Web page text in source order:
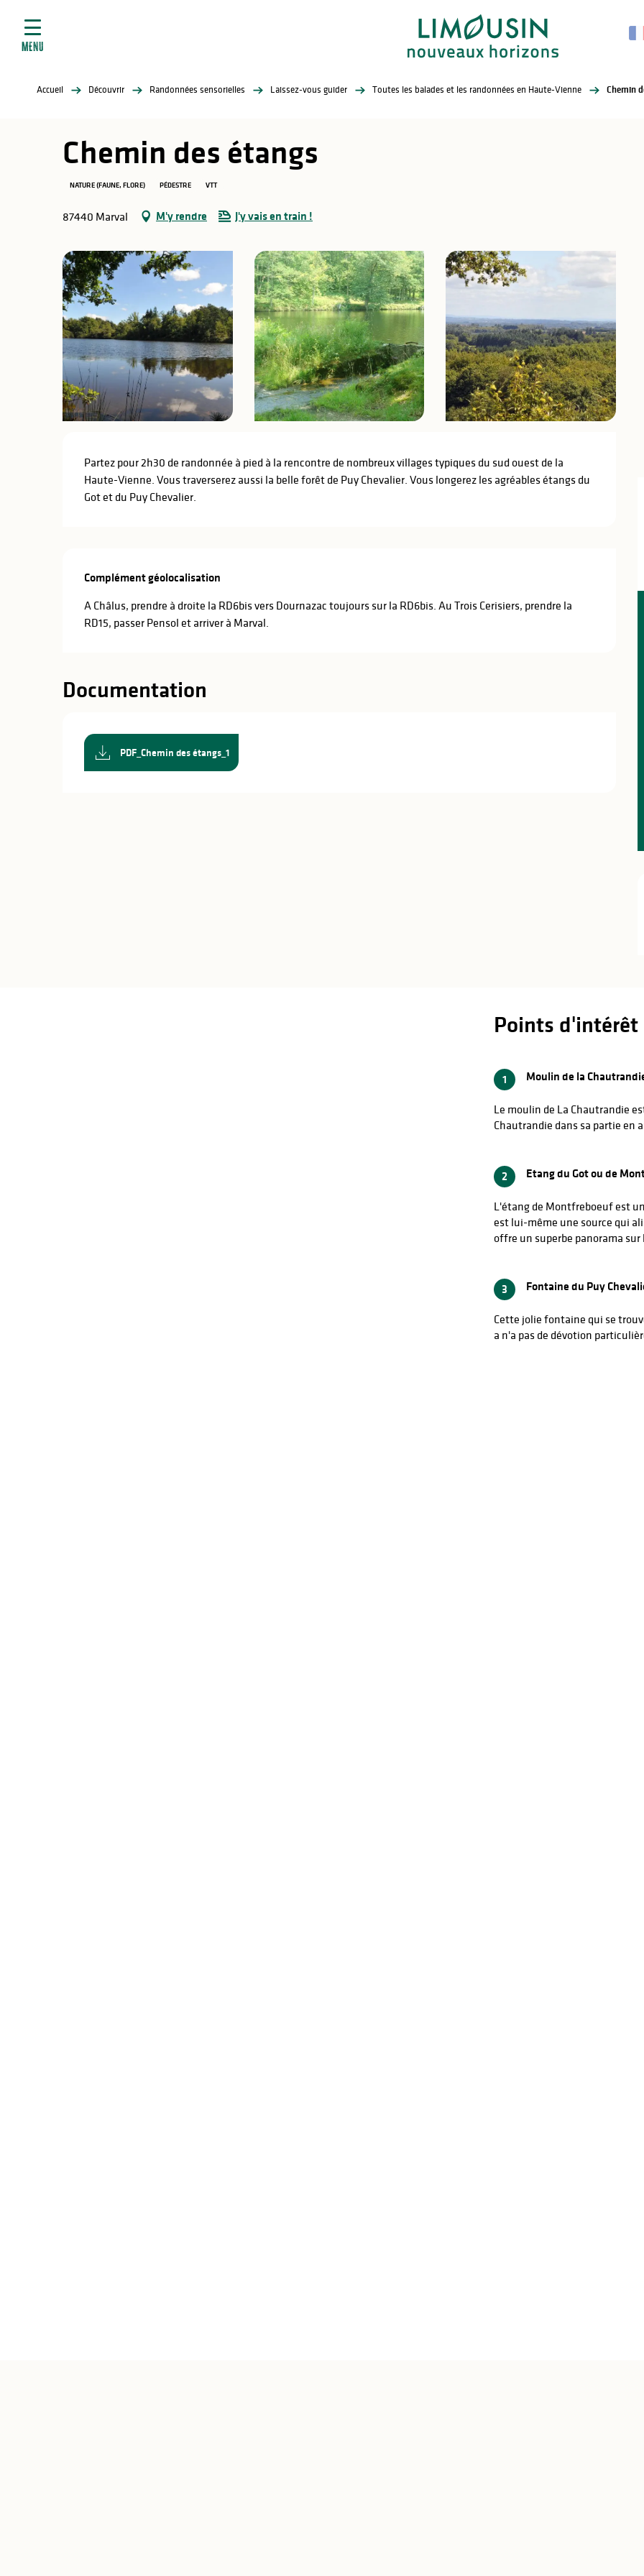
contenu
MENU
Accueil Découvrir Randonnées sensorielles Laissez-vous guider Toutes les balades et les randonnées en Haute-Vienne Chemin
Chemin des étangs
NATURE (FAUNE, FLORE) PÉDESTRE VTT
87440 Marval M'y rendre J'y vais en train !
Description
Partez pour 2h30 de randonnée à pied à la rencontre de nombreux villages typiques du sud ouest de la
Haute-Vienne. Vous traverserez aussi la belle forêt de Puy Chevalier. Vous longerez les agréables étangs du
Got et du Puy Chevalier.
Complément géolocalisation
Complément géolocalisation
A Châlus, prendre à droite la RD6bis vers Dournazac toujours sur la RD6bis. Au Trois Cerisiers, prendre la
RD15, passer Pensol et arriver à Marval.
Documentation
PDF_Chemin des étangs_1
Points d'intérêt
1 Moulin de la
Le moulin de La Chautrandie
Chautrandie dans sa partie en
2 Etang du Got ou de
L'étang de Montfreboeuf est
est lui-même une source qui
offre un superbe panorama
3 Fontaine du Puy
Cette jolie fontaine qui se
a n'a pas de dévotion